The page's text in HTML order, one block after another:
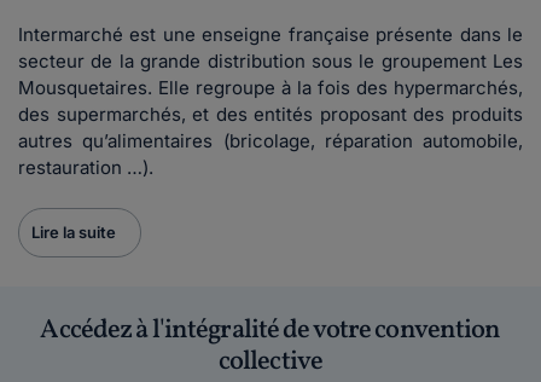
Intermarché est une enseigne française présente dans le
secteur de la grande distribution sous le groupement Les
Mousquetaires. Elle regroupe à la fois des hypermarchés,
des supermarchés, et des entités proposant des produits
autres qu’alimentaires (bricolage, réparation automobile,
restauration …).
Lire la suite
Accédez à l'intégralité de votre convention
collective